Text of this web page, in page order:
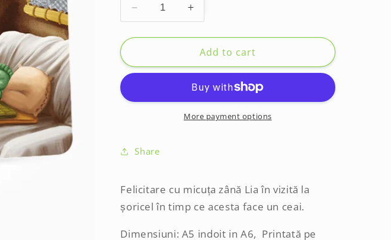
Decrease
quantity
for
-
Increase
quantity
for
Felicitare
-
time
Add to cart
More payment options
Share
Felicitare cu micuța zână Lia în vizită la
șoricel în timp ce acesta face un ceai.
Dimensiuni: A5 indoit in A6, Printată pe